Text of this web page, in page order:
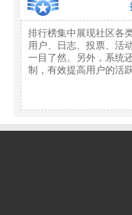
排行榜集中展现社区各
用户、日志、投票、活
一目了然。另外，系统
制，有效提高用户的活跃